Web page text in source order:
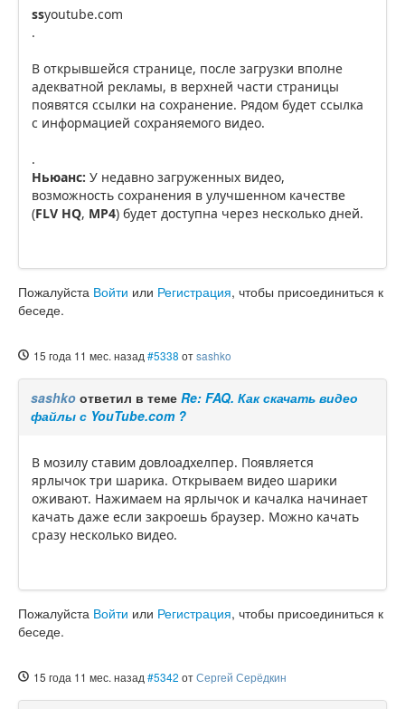
ssyoutube.com
.
В открывшейся странице, после загрузки вполне
адекватной рекламы, в верхней части страницы
появятся ссылки на сохранение. Рядом будет ссылка
с информацией сохраняемого видео.
.
Ньюанс: У недавно загруженных видео,
возможность сохранения в улучшенном качестве
(FLV HQ, MP4) будет доступна через несколько дней.
Пожалуйста Войти или Регистрация, чтобы присоединиться к
беседе.
15 года 11 мес. назад #5338 отsashko
sashko ответил в теме Re: FAQ. Как скачать видео
файлы с YouTube.com ?
В мозилу ставим довлоадхелпер. Появляется
ярлычок три шарика. Открываем видео шарики
оживают. Нажимаем на ярлычок и качалка начинает
качать даже если закроешь браузер. Можно качать
сразу несколько видео.
Пожалуйста Войти или Регистрация, чтобы присоединиться к
беседе.
15 года 11 мес. назад #5342 отСергей Серёдкин